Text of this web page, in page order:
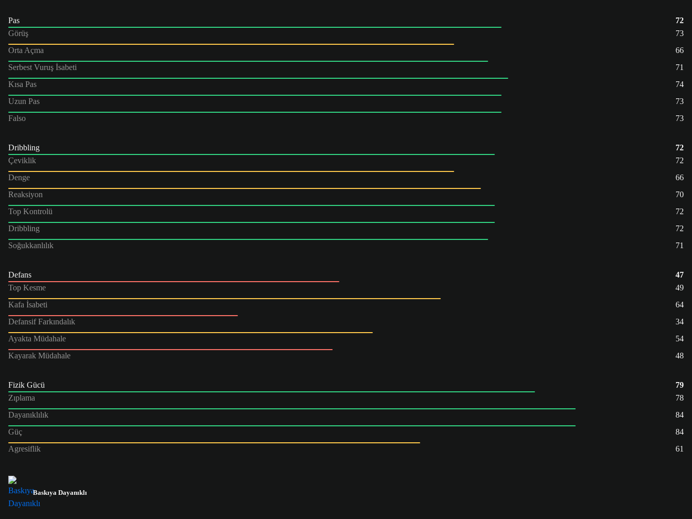
Pas
72
Görüş
73
Orta Açma
66
Serbest Vuruş İsabeti
71
Kısa Pas
74
Uzun Pas
73
Falso
73
Dribbling
72
Çeviklik
72
Denge
66
Reaksiyon
70
Top Kontrolü
72
Dribbling
72
Soğukkanlılık
71
Defans
47
Top Kesme
49
Kafa İsabeti
64
Defansif Farkındalık
34
Ayakta Müdahale
54
Kayarak Müdahale
48
Fizik Gücü
79
Zıplama
78
Dayanıklılık
84
Güç
84
Agresiflik
61
Baskıya Dayanıklı